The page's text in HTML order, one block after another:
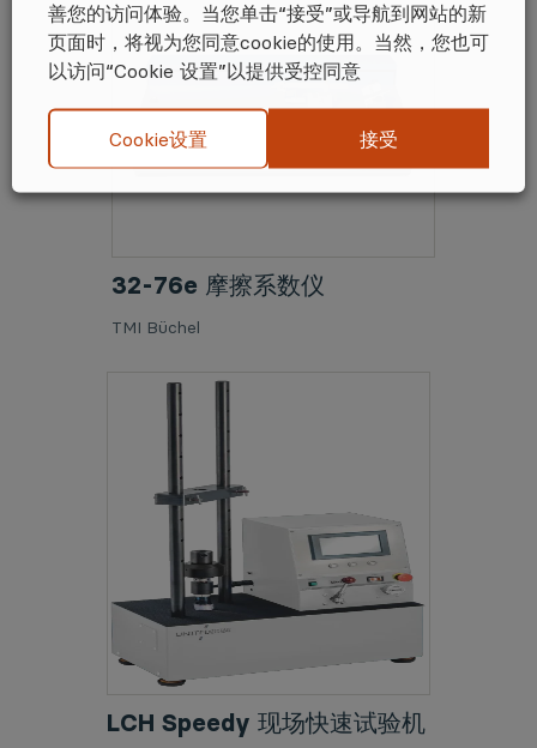
32-76e 摩擦系数仪
TMI Büchel
LCH Speedy 现场快速试验机
善您的访问体验。当您单击“接受”或导航到网站的新
页面时，将视为您同意cookie的使用。当然，您也可
以访问“Cookie 设置”以提供受控同意
Cookie设置 接受